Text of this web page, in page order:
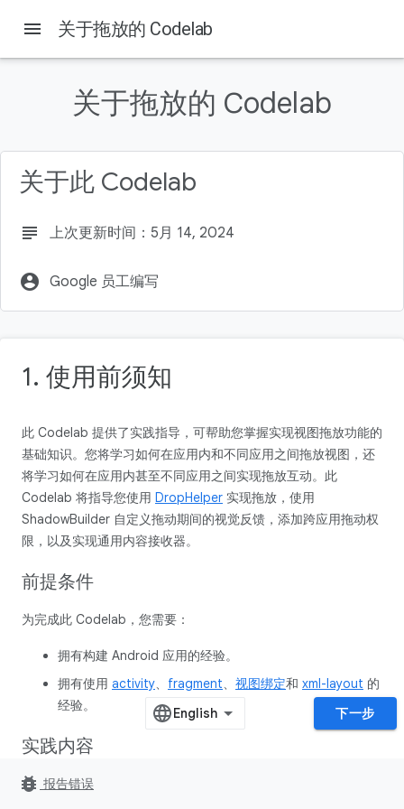
本页内容
前提条件
实践内容
所需条件
menu 关于拖放的 Codelab
关于拖放的 Codelab
关于此 Codelab
subject 上次更新时间：5月 14, 2024
account_circle Google 员工编写
1. 使用前须知
此 Codelab 提供了实践指导，可帮助您掌握实现视图拖放功能的
基础知识。您将学习如何在应用内和不同应用之间拖放视图，还
将学习如何在应用内甚至不同应用之间实现拖放互动。此
Codelab 将指导您使用 DropHelper 实现拖放，使用
ShadowBuilder 自定义拖动期间的视觉反馈，添加跨应用拖动权
限，以及实现通用内容接收器。
前提条件
为完成此 Codelab，您需要：
拥有构建 Android 应用的经验。
拥有使用 activity、 fragment、 视图绑定和 xml-layout 的
经验。
实践内容
创建一款具有以下功能的简单应用：
下一步
bug_report 报告错误